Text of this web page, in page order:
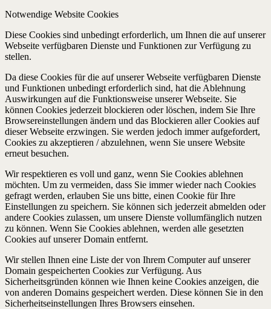
Notwendige Website Cookies
Diese Cookies sind unbedingt erforderlich, um Ihnen die auf unserer
Webseite verfügbaren Dienste und Funktionen zur Verfügung zu
stellen.
Da diese Cookies für die auf unserer Webseite verfügbaren Dienste
und Funktionen unbedingt erforderlich sind, hat die Ablehnung
Auswirkungen auf die Funktionsweise unserer Webseite. Sie
können Cookies jederzeit blockieren oder löschen, indem Sie Ihre
Browsereinstellungen ändern und das Blockieren aller Cookies auf
dieser Webseite erzwingen. Sie werden jedoch immer aufgefordert,
Cookies zu akzeptieren / abzulehnen, wenn Sie unsere Website
erneut besuchen.
Wir respektieren es voll und ganz, wenn Sie Cookies ablehnen
möchten. Um zu vermeiden, dass Sie immer wieder nach Cookies
gefragt werden, erlauben Sie uns bitte, einen Cookie für Ihre
Einstellungen zu speichern. Sie können sich jederzeit abmelden oder
andere Cookies zulassen, um unsere Dienste vollumfänglich nutzen
zu können. Wenn Sie Cookies ablehnen, werden alle gesetzten
Cookies auf unserer Domain entfernt.
Wir stellen Ihnen eine Liste der von Ihrem Computer auf unserer
Domain gespeicherten Cookies zur Verfügung. Aus
Sicherheitsgründen können wie Ihnen keine Cookies anzeigen, die
von anderen Domains gespeichert werden. Diese können Sie in den
Sicherheitseinstellungen Ihres Browsers einsehen.